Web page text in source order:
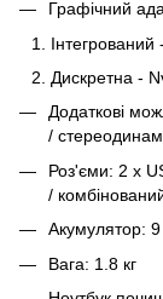
Графічний
Дискретна -
Додаткові
/
Роз'єми: 2 х
/
Акумулятор: 9
Вага: 1.8 кг